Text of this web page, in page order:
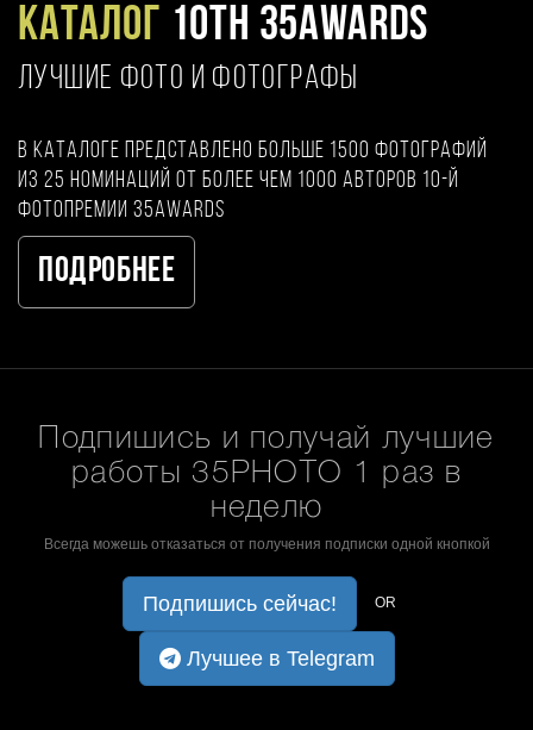
Каталог 10TH 35AWARDS
ЛУЧШИЕ ФОТО И ФОТОГРАФЫ
В каталоге представлено больше 1500 фотографий
из 25 номинаций от более чем 1000 авторов 10-й
фотопремии 35AWARDS
Подробнее
Подпишись и получай лучшие
работы 35PHOTO 1 раз в
неделю
Всегда можешь отказаться от получения подписки одной кнопкой
Подпишись сейчас! OR
Лучшее в Telegram